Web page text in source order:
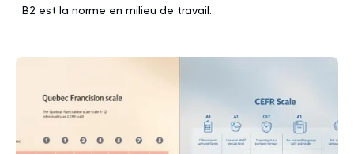
B2 est la norme en milieu de travail.